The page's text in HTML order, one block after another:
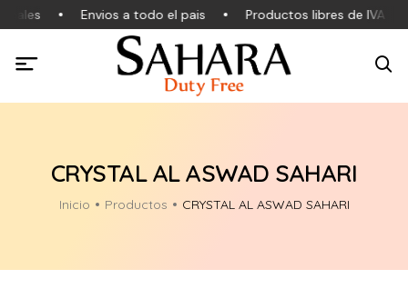
Envios a todo el pais Productos libres de IVA
CRYSTAL AL ASWAD SAHARI
Inicio Productos CRYSTAL AL ASWAD SAHARI